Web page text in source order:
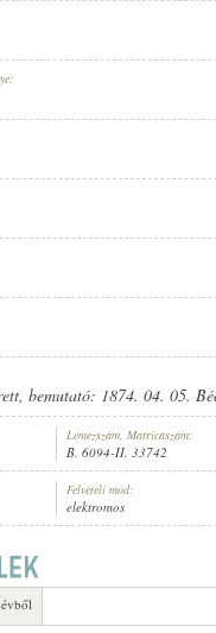
bemutató: 1874. 04. 05.
Lemezszám, Matricaszám:
B. 6094-II, 33742
Felvételi mód:
elektromos